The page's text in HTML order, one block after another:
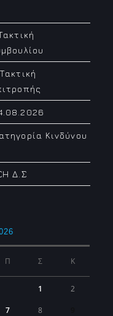
Κινδύνου
Δ.Σ
Π Σ Κ
1 2
7 8